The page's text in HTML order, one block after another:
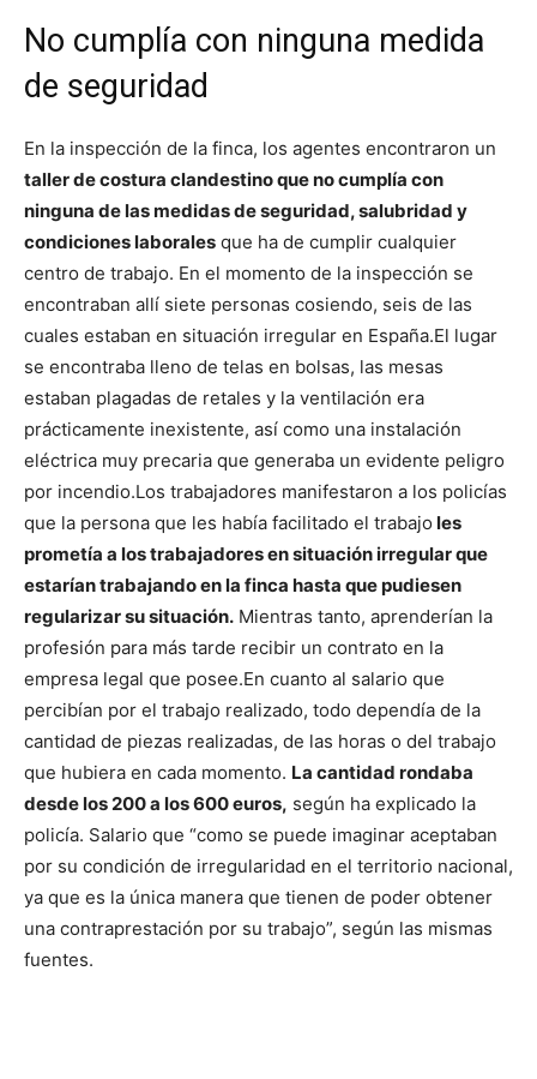
No cumplía con ninguna medida
de seguridad
En la inspección de la finca, los agentes encontraron un
taller de costura clandestino que no cumplía con
ninguna de las medidas de seguridad, salubridad y
condiciones laborales que ha de cumplir cualquier
centro de trabajo. En el momento de la inspección se
encontraban allí siete personas cosiendo, seis de las
cuales estaban en situación irregular en España.El lugar
se encontraba lleno de telas en bolsas, las mesas
estaban plagadas de retales y la ventilación era
prácticamente inexistente, así como una instalación
eléctrica muy precaria que generaba un evidente peligro
por incendio.Los trabajadores manifestaron a los policías
que la persona que les había facilitado el trabajo les
prometía a los trabajadores en situación irregular que
estarían trabajando en la finca hasta que pudiesen
regularizar su situación. Mientras tanto, aprenderían la
profesión para más tarde recibir un contrato en la
empresa legal que posee.En cuanto al salario que
percibían por el trabajo realizado, todo dependía de la
cantidad de piezas realizadas, de las horas o del trabajo
que hubiera en cada momento. La cantidad rondaba
desde los 200 a los 600 euros, según ha explicado la
policía. Salario que “como se puede imaginar aceptaban
por su condición de irregularidad en el territorio nacional,
ya que es la única manera que tienen de poder obtener
una contraprestación por su trabajo”, según las mismas
fuentes.